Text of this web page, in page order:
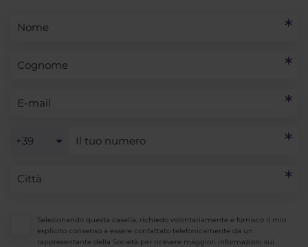
+39
Selezionando questa casella, richiedo volontariamente e fornisco il mio
esplicito consenso a essere contattato telefonicamente da un
rappresentante della Società per ricevere maggiori informazioni sui